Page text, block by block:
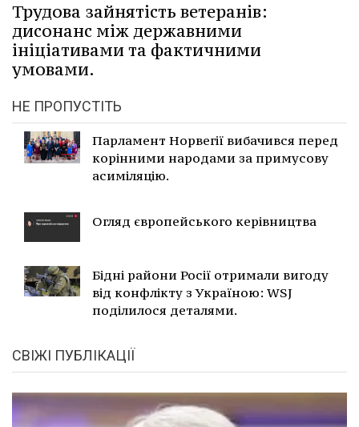
Трудова зайнятість ветеранів:
дисонанс між державними
ініціативами та фактичними
умовами.
НЕ ПРОПУСТІТЬ
Парламент Норвегії вибачився перед
корінними народами за примусову
асиміляцію.
Огляд європейського керівництва
Бідні райони Росії отримали вигоду
від конфлікту з Україною: WSJ
поділилося деталями.
СВІЖІ ПУБЛІКАЦІЇ